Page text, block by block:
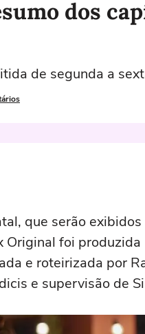
dos
de segunda a
que serão
foi
e roteirizada por
e supervisão de